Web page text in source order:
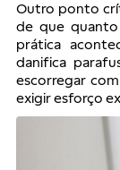
Outro ponto
de que quanto
prática
danifica
escorregar
exigir esforço